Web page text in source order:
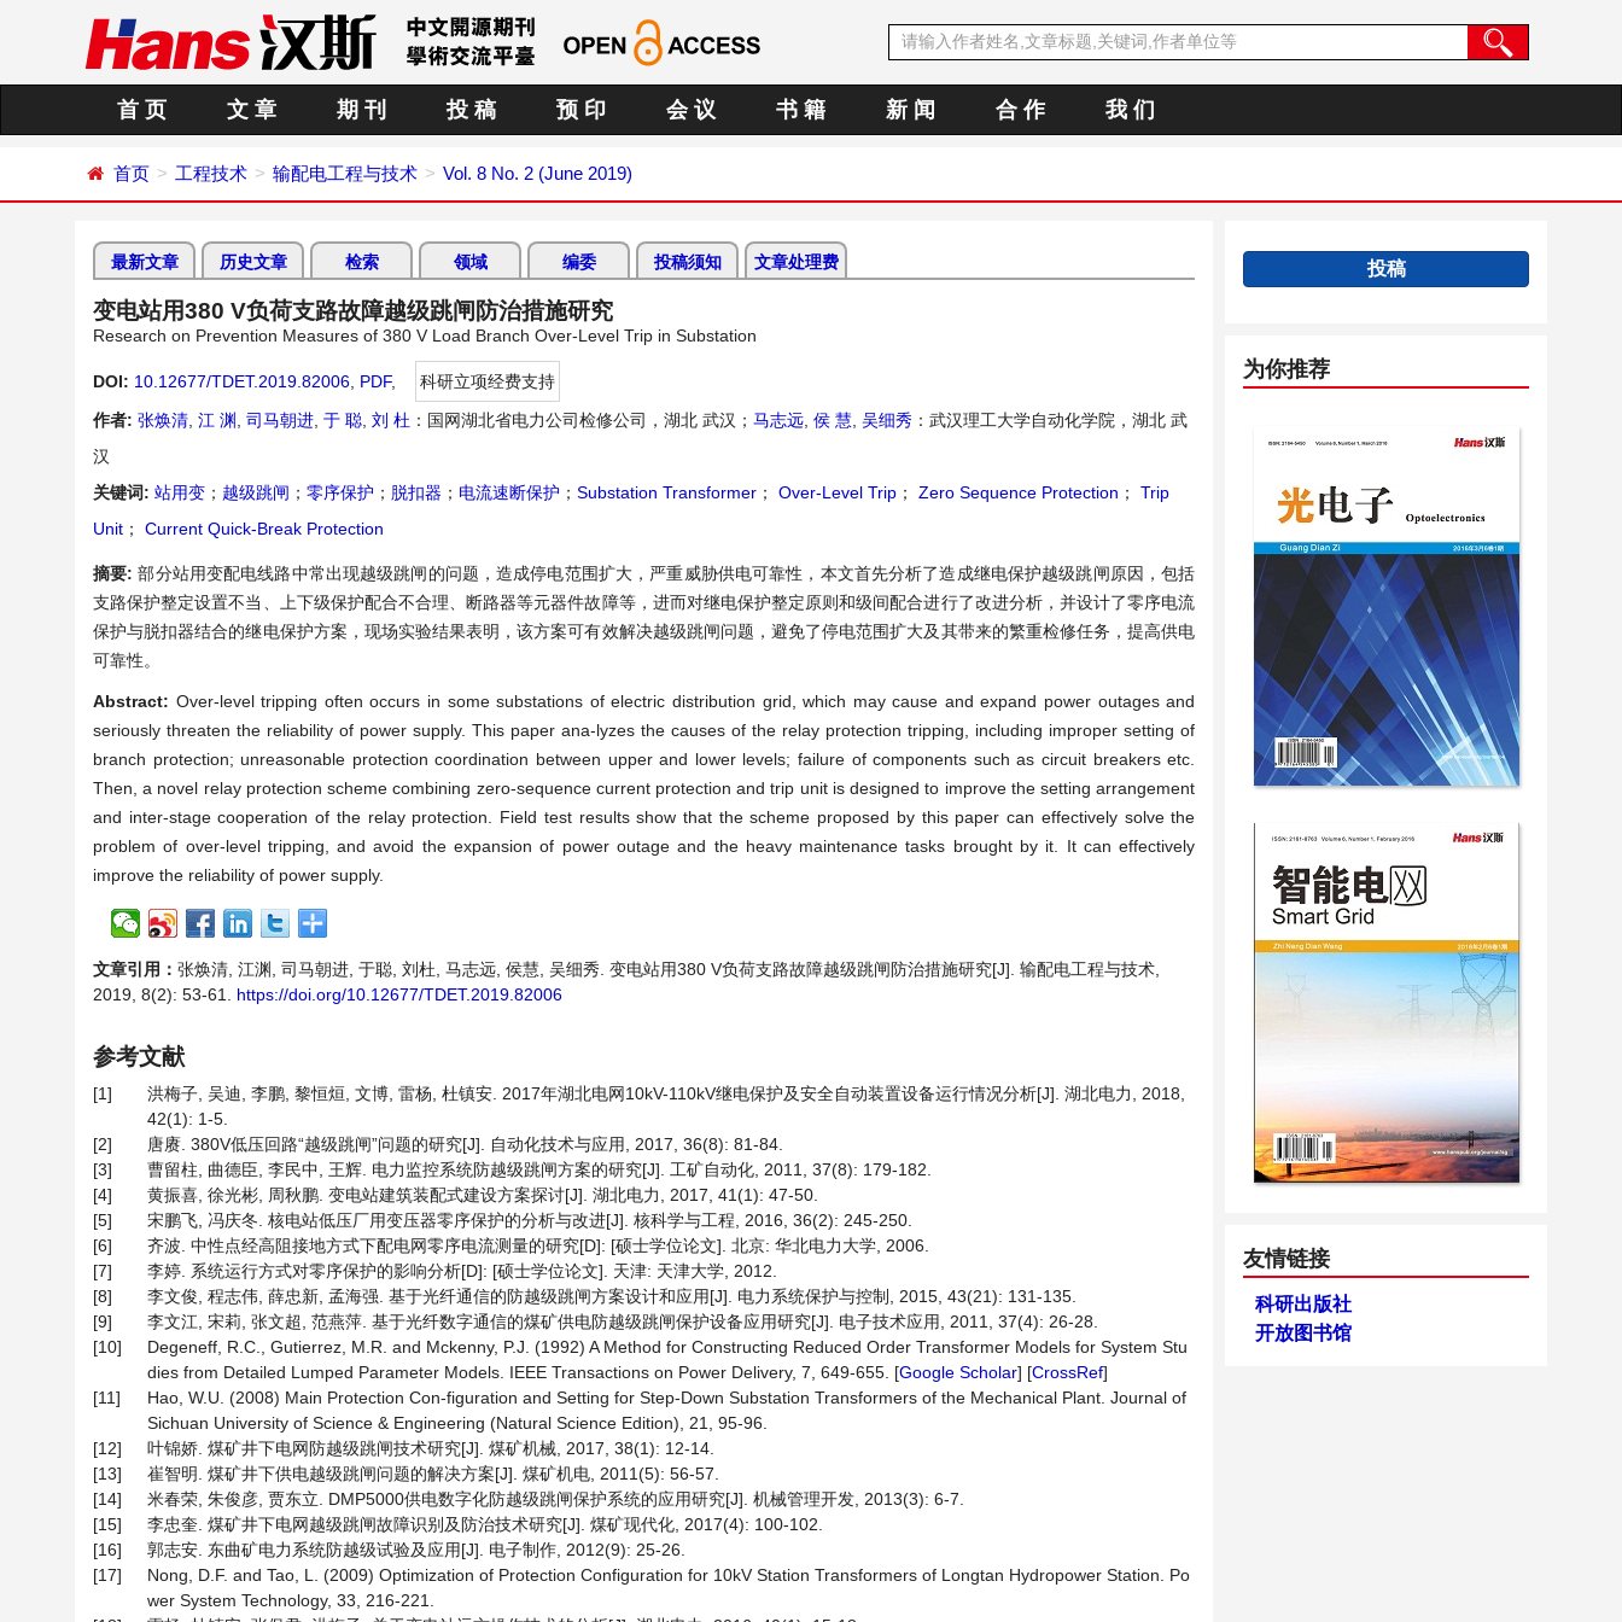
首 页 文 章 期 刊 投 稿 预 印 会 议 书 籍 新 闻 合 作 我 们
首页 工程技术 输配电工程与技术 Vol. 8 No. 2 (June 2019)
最新文章 历史文章 检索 领域 编委 投稿须知 文章处理费
变电站用380 V负荷支路故障越级跳闸防治措施研究
Research on Prevention Measures of 380 V Load Branch Over-Level Trip in Substation
DOI: 10.12677/TDET.2019.82006 PDF,
科研立项经费支持
作者: 张焕清 江 渊 司马朝进 于 聪 刘 杜 ：国网湖北省电力公司检修公司，湖北 武汉； 马志远 侯 慧 吴细秀 ：武汉理工大学自动化学院，湖北 武
汉
关键词: 站用变 ； 越级跳闸 ； 零序保护 ； 脱扣器 ； 电流速断保护 ； Substation Transformer ； Over-Level Trip ； Zero Sequence Protection ；
Trip
Unit ； Current Quick-Break Protection
摘要:部分站用变配电线路中常出现越级跳闸的问题，造成停电范围扩大，严重威胁供电可靠性，本文首先分析了造成继电保护越级跳闸原因，包括
支路保护整定设置不当、上下级保护配合不合理、断路器等元器件故障等，进而对继电保护整定原则和级间配合进行了改进分析，并设计了零序电流
保护与脱扣器结合的继电保护方案，现场实验结果表明，该方案可有效解决越级跳闸问题，避免了停电范围扩大及其带来的繁重检修任务，提高供电
可靠性。
Abstract: Over-level tripping often occurs in some substations of electric distribution grid, which may cause and expand power outages and
seriously threaten the reliability of power supply. This paper ana-lyzes the causes of the relay protection tripping, including improper setting of
branch protection; unreasonable protection coordination between upper and lower levels; failure of components such as circuit breakers etc.
Then, a novel relay protection scheme combining zero-sequence current protection and trip unit is designed to improve the setting arrangement
and inter-stage cooperation of the relay protection. Field test results show that the scheme proposed by this paper can effectively solve the
problem of over-level tripping, and avoid the expansion of power outage and the heavy maintenance tasks brought by it. It can effectively
improve the reliability of power supply.
文章引用： 张焕清, 江渊, 司马朝进, 于聪, 刘杜, 马志远, 侯慧, 吴细秀. 变电站用380 V负荷支路故障越级跳闸防治措施研究[J]. 输配电工程与技术,
2019, 8(2): 53-61. https://doi.org/10.12677/TDET.2019.82006
参考文献
[1]
洪梅子, 吴迪, 李鹏, 黎恒烜, 文博, 雷杨, 杜镇安. 2017年湖北电网10kV-110kV继电保护及安全自动装置设备运行情况分析[J]. 湖北电力, 2018,
42(1): 1-5.
[2]
唐赓. 380V低压回路“越级跳闸”问题的研究[J]. 自动化技术与应用, 2017, 36(8): 81-84.
[3]
曹留柱, 曲德臣, 李民中, 王辉. 电力监控系统防越级跳闸方案的研究[J]. 工矿自动化, 2011, 37(8): 179-182.
[4]
黄振喜, 徐光彬, 周秋鹏. 变电站建筑装配式建设方案探讨[J]. 湖北电力, 2017, 41(1): 47-50.
[5]
宋鹏飞, 冯庆冬. 核电站低压厂用变压器零序保护的分析与改进[J]. 核科学与工程, 2016, 36(2): 245-250.
[6]
齐波. 中性点经高阻接地方式下配电网零序电流测量的研究[D]: [硕士学位论文]. 北京: 华北电力大学, 2006.
[7]
李婷. 系统运行方式对零序保护的影响分析[D]: [硕士学位论文]. 天津: 天津大学, 2012.
[8]
李文俊, 程志伟, 薛忠新, 孟海强. 基于光纤通信的防越级跳闸方案设计和应用[J]. 电力系统保护与控制, 2015, 43(21): 131-135.
[9]
李文江, 宋莉, 张文超, 范燕萍. 基于光纤数字通信的煤矿供电防越级跳闸保护设备应用研究[J]. 电子技术应用, 2011, 37(4): 26-28.
[10]
Degeneff, R.C., Gutierrez, M.R. and Mckenny, P.J. (1992) A Method for Constructing Reduced Order Transformer Models for System Stu
dies from Detailed Lumped Parameter Models. IEEE Transactions on Power Delivery, 7, 649-655. [Google Scholar] [CrossRef]
[11]
Hao, W.U. (2008) Main Protection Con-figuration and Setting for Step-Down Substation Transformers of the Mechanical Plant. Journal of
Sichuan University of Science & Engineering (Natural Science Edition), 21, 95-96.
[12]
叶锦娇. 煤矿井下电网防越级跳闸技术研究[J]. 煤矿机械, 2017, 38(1): 12-14.
[13]
崔智明. 煤矿井下供电越级跳闸问题的解决方案[J]. 煤矿机电, 2011(5): 56-57.
[14]
米春荣, 朱俊彦, 贾东立. DMP5000供电数字化防越级跳闸保护系统的应用研究[J]. 机械管理开发, 2013(3): 6-7.
[15]
李忠奎. 煤矿井下电网越级跳闸故障识别及防治技术研究[J]. 煤矿现代化, 2017(4): 100-102.
[16]
郭志安. 东曲矿电力系统防越级试验及应用[J]. 电子制作, 2012(9): 25-26.
[17]
Nong, D.F. and Tao, L. (2009) Optimization of Protection Configuration for 10kV Station Transformers of Longtan Hydropower Station. Po
wer System Technology, 33, 216-221.
投稿
为你推荐
友情链接
科研出版社
开放图书馆